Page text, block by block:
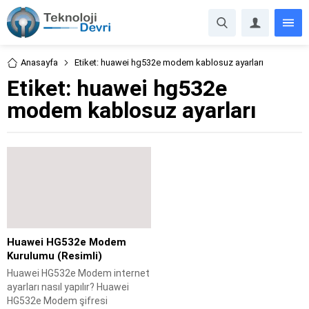
Anasayfa Etiket: huawei hg532e modem kablosuz ayarları
Etiket: huawei hg532e
modem kablosuz ayarları
Huawei HG532e Modem
Kurulumu (Resimli)
Huawei HG532e Modem internet
ayarları nasıl yapılır? Huawei
HG532e Modem şifresi